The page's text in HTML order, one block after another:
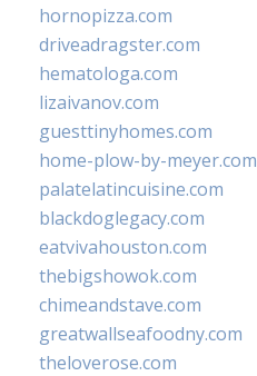
hornopizza.com
driveadragster.com
hematologa.com
lizaivanov.com
guesttinyhomes.com
home-plow-by-meyer.com
palatelatincuisine.com
blackdoglegacy.com
eatvivahouston.com
thebigshowok.com
chimeandstave.com
greatwallseafoodny.com
theloverose.com